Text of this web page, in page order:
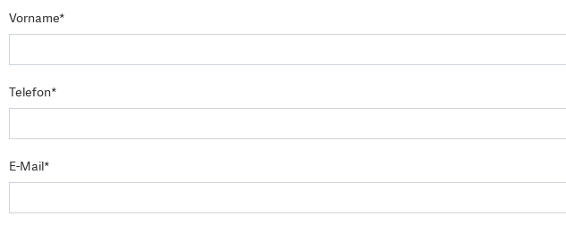
Vorname*
Telefon*
E-Mail*